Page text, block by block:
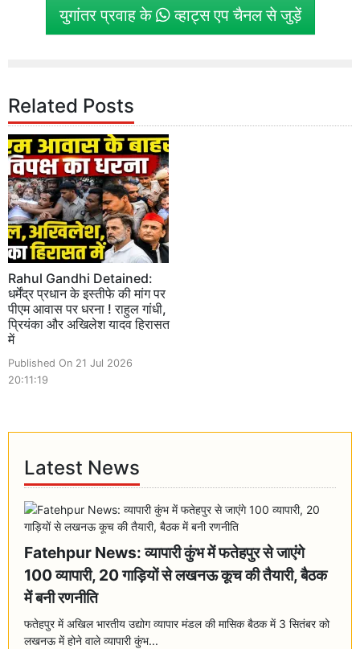
युगांतर प्रवाह के व्हाट्स एप चैनल से जुड़ें
Related Posts
Rahul Gandhi Detained:
धर्मेंद्र प्रधान के इस्तीफे की मांग पर
पीएम आवास पर धरना ! राहुल गांधी,
प्रियंका और अखिलेश यादव हिरासत
में
Published On 21 Jul 2026
20:11:19
Latest News
Fatehpur News: व्यापारी कुंभ में फतेहपुर से जाएंगे
100 व्यापारी, 20 गाड़ियों से लखनऊ कूच की तैयारी, बैठक
में बनी रणनीति
फतेहपुर में अखिल भारतीय उद्योग व्यापार मंडल की मासिक बैठक में 3 सितंबर को
लखनऊ में होने वाले व्यापारी कुंभ...